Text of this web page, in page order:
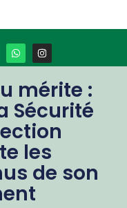
mérite :
Sécurité
les
de son